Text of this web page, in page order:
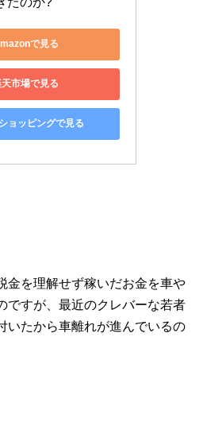
で見る
市場で見る
ョッピングで見る
金を理解せず稼いだお金を車や
ですが、最近のクレバーな若者
いたから車離れが進んでいるの